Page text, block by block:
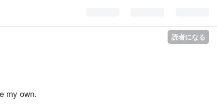
読者になる
my own.